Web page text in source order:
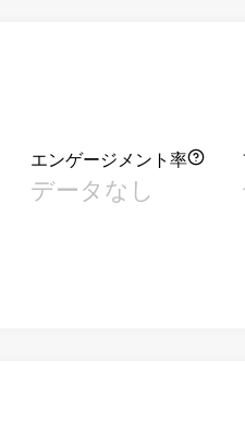
エンゲージメント率
データなし